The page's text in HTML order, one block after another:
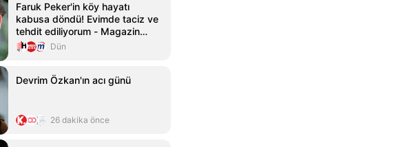
Faruk Peker'in köy hayatı
kabusa döndü! Evimde taciz ve
tehdit ediliyorum - Magazin
Haber - HT Magazin
Dün
Devrim Özkan'ın acı günü
26 dakika önce